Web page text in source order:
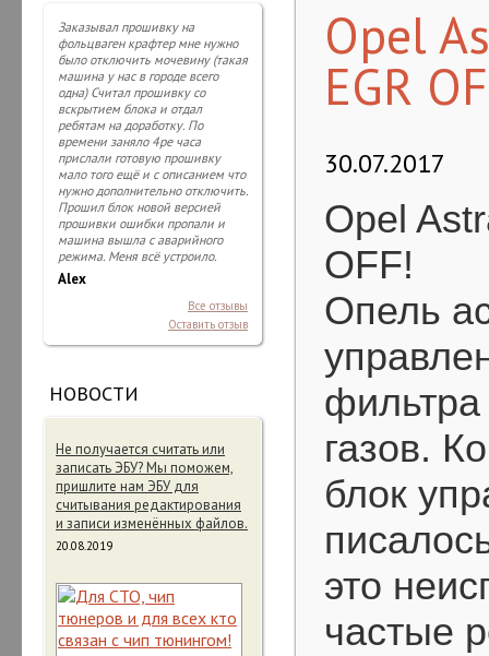
Opel
EGR
30.07.2017
Opel
OFF!
Опель
фильтра
газов.
блок
это
частые
Заказывал прошивку на
фольцваген крафтер мне нужно
было отключить мочевину (такая
машина у нас в городе всего
одна) Считал прошивку со
вскрытием блока и отдал
ребятам на доработку. По
времени заняло 4ре часа
прислали готовую прошивку
мало того ещё и с описанием что
нужно дополнительно отключить.
Прошил блок новой версией
прошивки ошибки пропали и
машина вышла с аварийного
режима. Меня всё устроило.
Alex
Все отзывы
Оставить отзыв
НОВОСТИ
Не получается считать или
записать ЭБУ? Мы поможем,
пришлите нам ЭБУ для
считывания редактирования
и записи изменённых файлов.
20.08.2019